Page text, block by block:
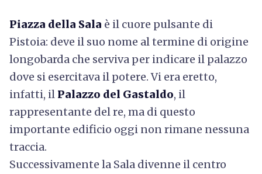
Piazza della Sala è il cuore pulsante di
Pistoia: deve il suo nome al termine di origine
longobarda che serviva per indicare il palazzo
dove si esercitava il potere. Vi era eretto,
infatti, il Palazzo del Gastaldo, il
rappresentante del re, ma di questo
importante edificio oggi non rimane nessuna
traccia.
Successivamente la Sala divenne il centro